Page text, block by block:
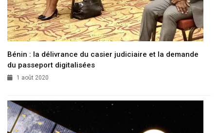
Bénin : la délivrance du casier judiciaire et la demande
du passeport digitalisées
1 août 2020